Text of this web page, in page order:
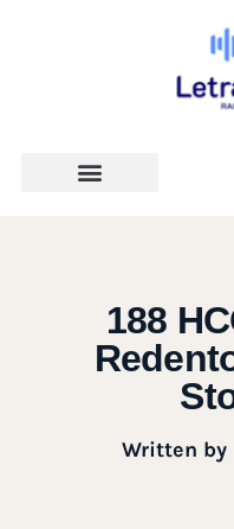
188
Written by